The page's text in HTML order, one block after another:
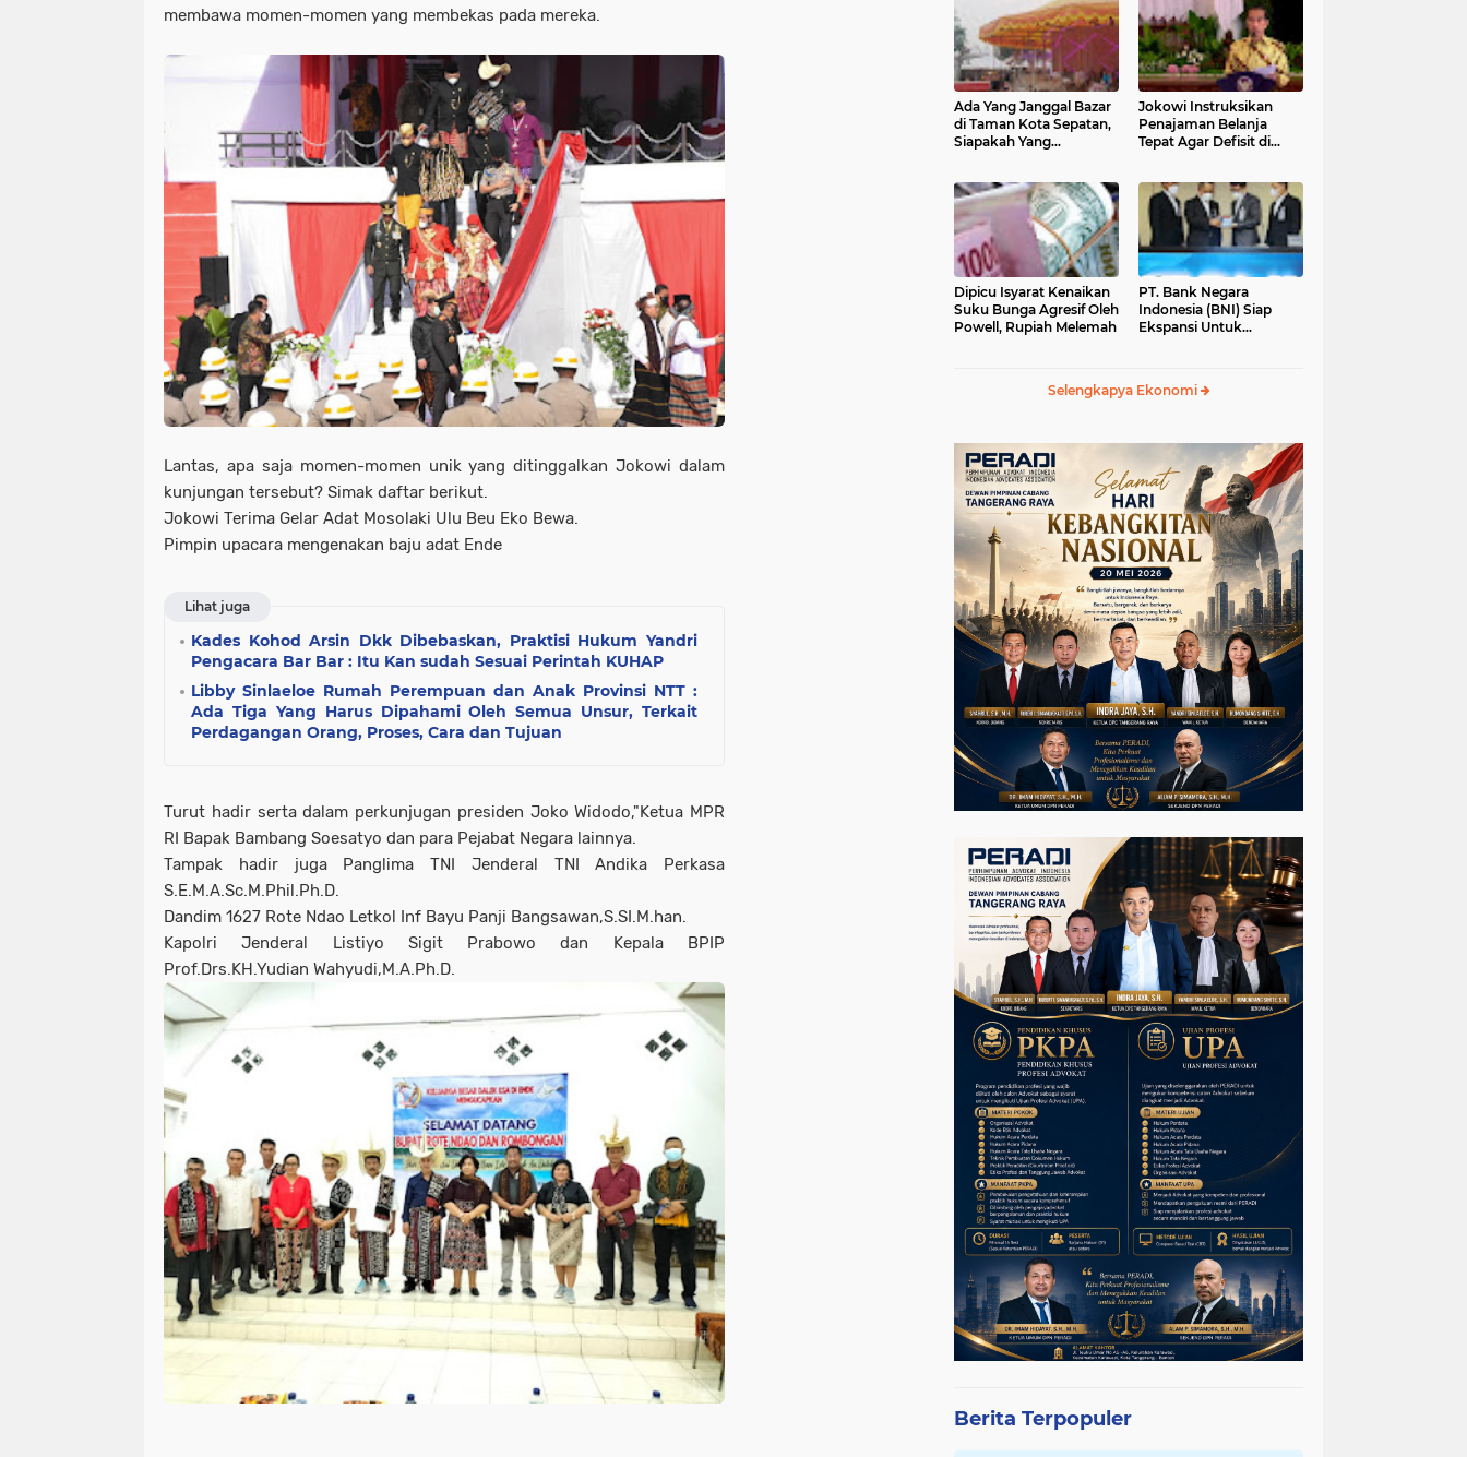
membawa momen-momen yang membekas pada mereka.
Lantas, apa saja momen-momen unik yang ditinggalkan Jokowi dalam
kunjungan tersebut? Simak daftar berikut.
Jokowi Terima Gelar Adat Mosolaki Ulu Beu Eko Bewa.
Pimpin upacara mengenakan baju adat Ende
Lihat juga
Kades Kohod Arsin Dkk Dibebaskan, Praktisi Hukum Yandri
Pengacara Bar Bar : Itu Kan sudah Sesuai Perintah KUHAP
Libby Sinlaeloe Rumah Perempuan dan Anak Provinsi NTT :
Ada Tiga Yang Harus Dipahami Oleh Semua Unsur, Terkait
Perdagangan Orang, Proses, Cara dan Tujuan
Turut hadir serta dalam perkunjugan presiden Joko Widodo,"Ketua MPR
RI Bapak Bambang Soesatyo dan para Pejabat Negara lainnya.
Tampak hadir juga Panglima TNI Jenderal TNI Andika Perkasa
S.E.M.A.Sc.M.Phil.Ph.D.
Dandim 1627 Rote Ndao Letkol Inf Bayu Panji Bangsawan,S.SI.M.han.
Kapolri Jenderal Listiyo Sigit Prabowo dan Kepala BPIP
Prof.Drs.KH.Yudian Wahyudi,M.A.Ph.D.
Ada Yang Janggal Bazar
di Taman Kota Sepatan,
Siapakah Yang
Jokowi Instruksikan
Penajaman Belanja
Tepat Agar Defisit di
Dipicu Isyarat Kenaikan
Suku Bunga Agresif Oleh
Powell, Rupiah Melemah
PT. Bank Negara
Indonesia (BNI) Siap
Ekspansi Untuk
Selengkapya Ekonomi
Berita Terpopuler